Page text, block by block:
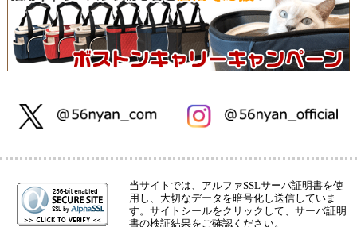
当サイトでは、アルファSSLサーバ証明書を使
用し、大切なデータを暗号化し送信していま
す。サイトシールをクリックして、サーバ証明
書の検証結果をご確認ください。